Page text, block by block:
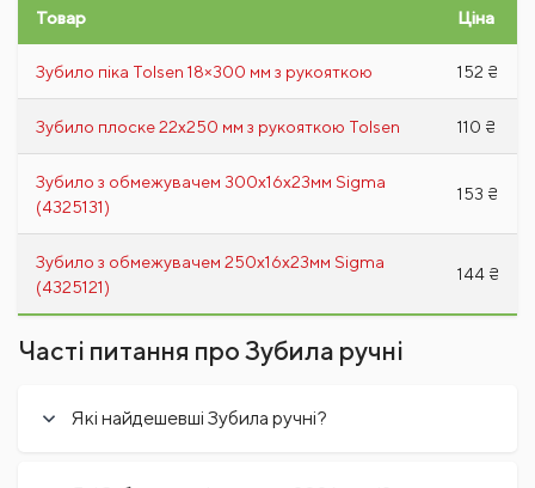
Товар Ціна
Зубило піка Tolsen 18×300 мм з рукояткою 152 ₴
Зубило плоске 22х250 мм з рукояткою Tolsen 110 ₴
Зубило з обмежувачем 300х16х23мм Sigma
(4325131)
153 ₴
Зубило з обмежувачем 250х16х23мм Sigma
(4325121)
144 ₴
Часті питання про Зубила ручні
Які найдешевші Зубила ручні?